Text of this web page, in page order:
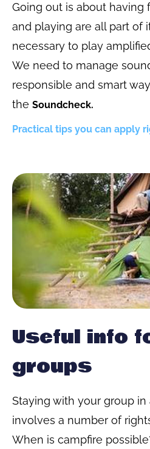
Going out is about having
and playing are all part of
necessary to play
We need to manage
responsible and smart
the Soundcheck.
Practical tips you can apply
Useful info
groups
Staying with your group
involves a number of
When is campfire